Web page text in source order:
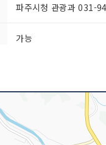
파주시청 관광과 031-
가능